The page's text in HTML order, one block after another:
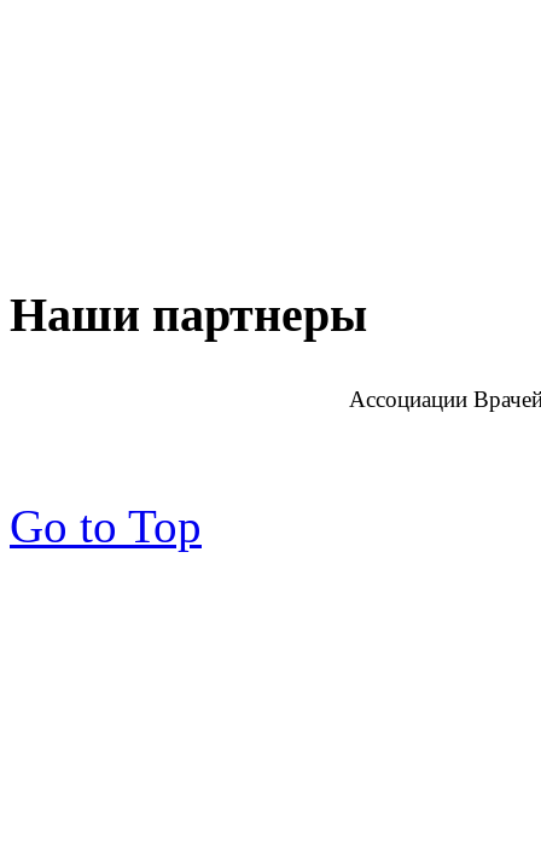
Наши партнеры
Ассоциации
Go to Top